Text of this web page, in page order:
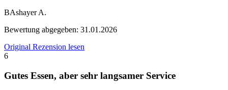
BAshayer A.
Bewertung abgegeben: 31.01.2026
Original Rezension lesen
6
Gutes Essen, aber sehr langsamer Service